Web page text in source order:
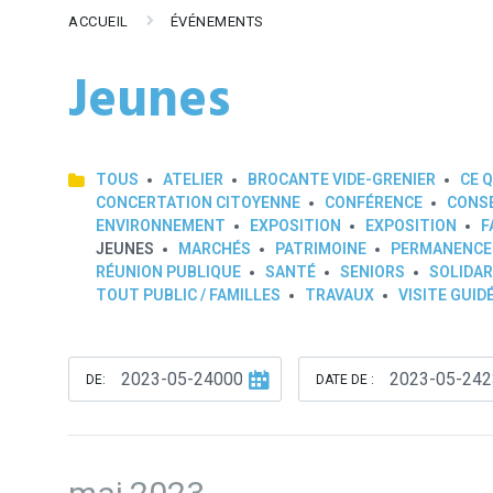
ACCUEIL ÉVÉNEMENTS
Jeunes
TOUS ATELIER BROCANTE VIDE-GRENIER CE
CONCERTATION CITOYENNE
CONFÉRENCE
ENVIRONNEMENT
EXPOSITION EXPOSITION
JEUNES
MARCHÉS PATRIMOINE
RÉUNION PUBLIQUE
SANTÉ SENIORS
TOUT PUBLIC / FAMILLES
TRAVAUX VISITE
DE: DATE DE :